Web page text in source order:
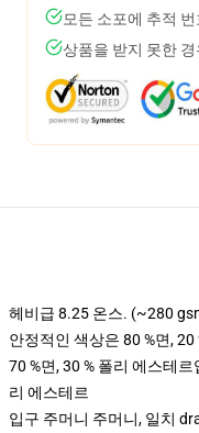
모든 소포에 추적
상품을 받지 못한
헤비급 8.25 온스. (~280
안정적인 색상은 80 %면,
70 %면, 30 % 폴리 에스테
리 에스테르
입구 주머니 주머니, 일치